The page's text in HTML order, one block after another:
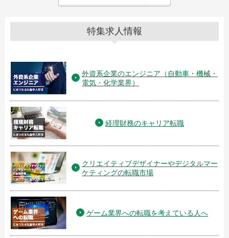
特集求人情報
外資系企業のエンジニア（自動車・機械・
電気・化学業界）
経理財務のキャリア転職
クリエイティブデザイナーやデジタルマー
ケティングの転職市場
ゲーム業界への転職を考えている人へ